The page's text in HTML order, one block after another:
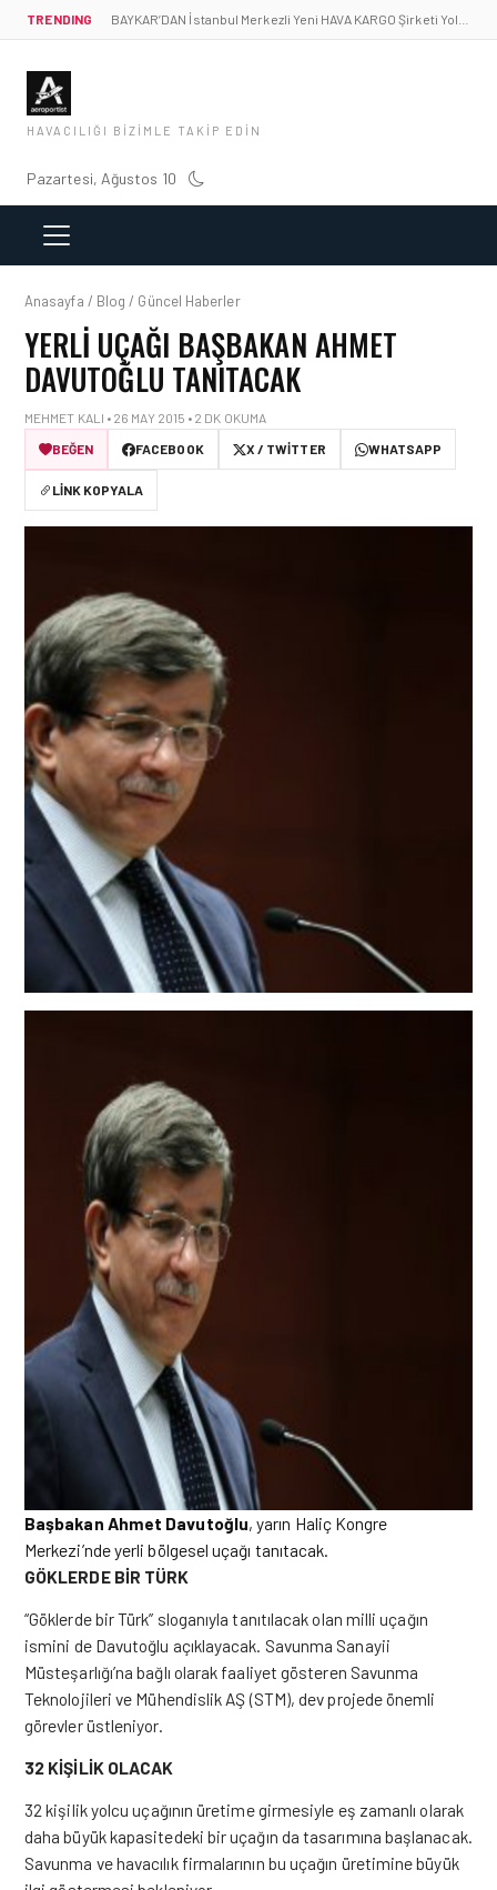
TRENDING
HAVACILIĞI BIZIMLE TAKIP EDIN
Pazartesi, Ağustos 10
Anasayfa / Blog / Güncel Haberler
YERLI UÇAĞI BAŞBAKAN AHMET
DAVUTOĞLU TANITACAK
MEHMET KALI • 26 MAY 2015 • 2 DK OKUMA
BEĞEN
FACEBOOK X / TWITTER WHATSAPP
LINK KOPYALA
Başbakan Ahmet Davutoğlu, yarın Haliç Kongre
Merkezi’nde yerli bölgesel uçağı tanıtacak.
GÖKLERDE BİR TÜRK
“Göklerde bir Türk” sloganıyla tanıtılacak olan milli uçağın
ismini de Davutoğlu açıklayacak. Savunma Sanayii
Müsteşarlığı’na bağlı olarak faaliyet gösteren Savunma
Teknolojileri ve Mühendislik AŞ (STM), dev projede önemli
görevler üstleniyor.
32 KİŞİLİK OLACAK
32 kişilik yolcu uçağının üretime girmesiyle eş zamanlı olarak
daha büyük kapasitedeki bir uçağın da tasarımına başlanacak.
Savunma ve havacılık firmalarının bu uçağın üretimine büyük